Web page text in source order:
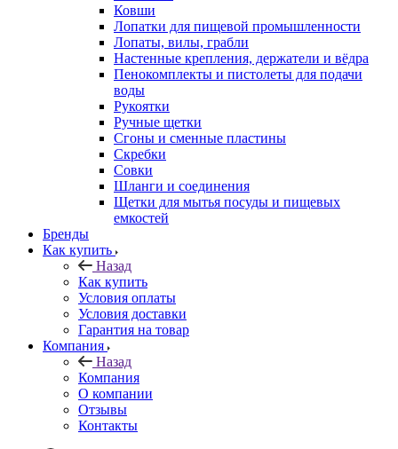
Ковши
Лопатки для пищевой промышленности
Лопаты, вилы, грабли
Настенные крепления, держатели и вёдра
Пенокомплекты и пистолеты для подачи
воды
Рукоятки
Ручные щетки
Сгоны и сменные пластины
Скребки
Совки
Шланги и соединения
Щетки для мытья посуды и пищевых
емкостей
Бренды
Как купить
Назад
Как купить
Условия оплаты
Условия доставки
Гарантия на товар
Компания
Назад
Компания
О компании
Отзывы
Контакты